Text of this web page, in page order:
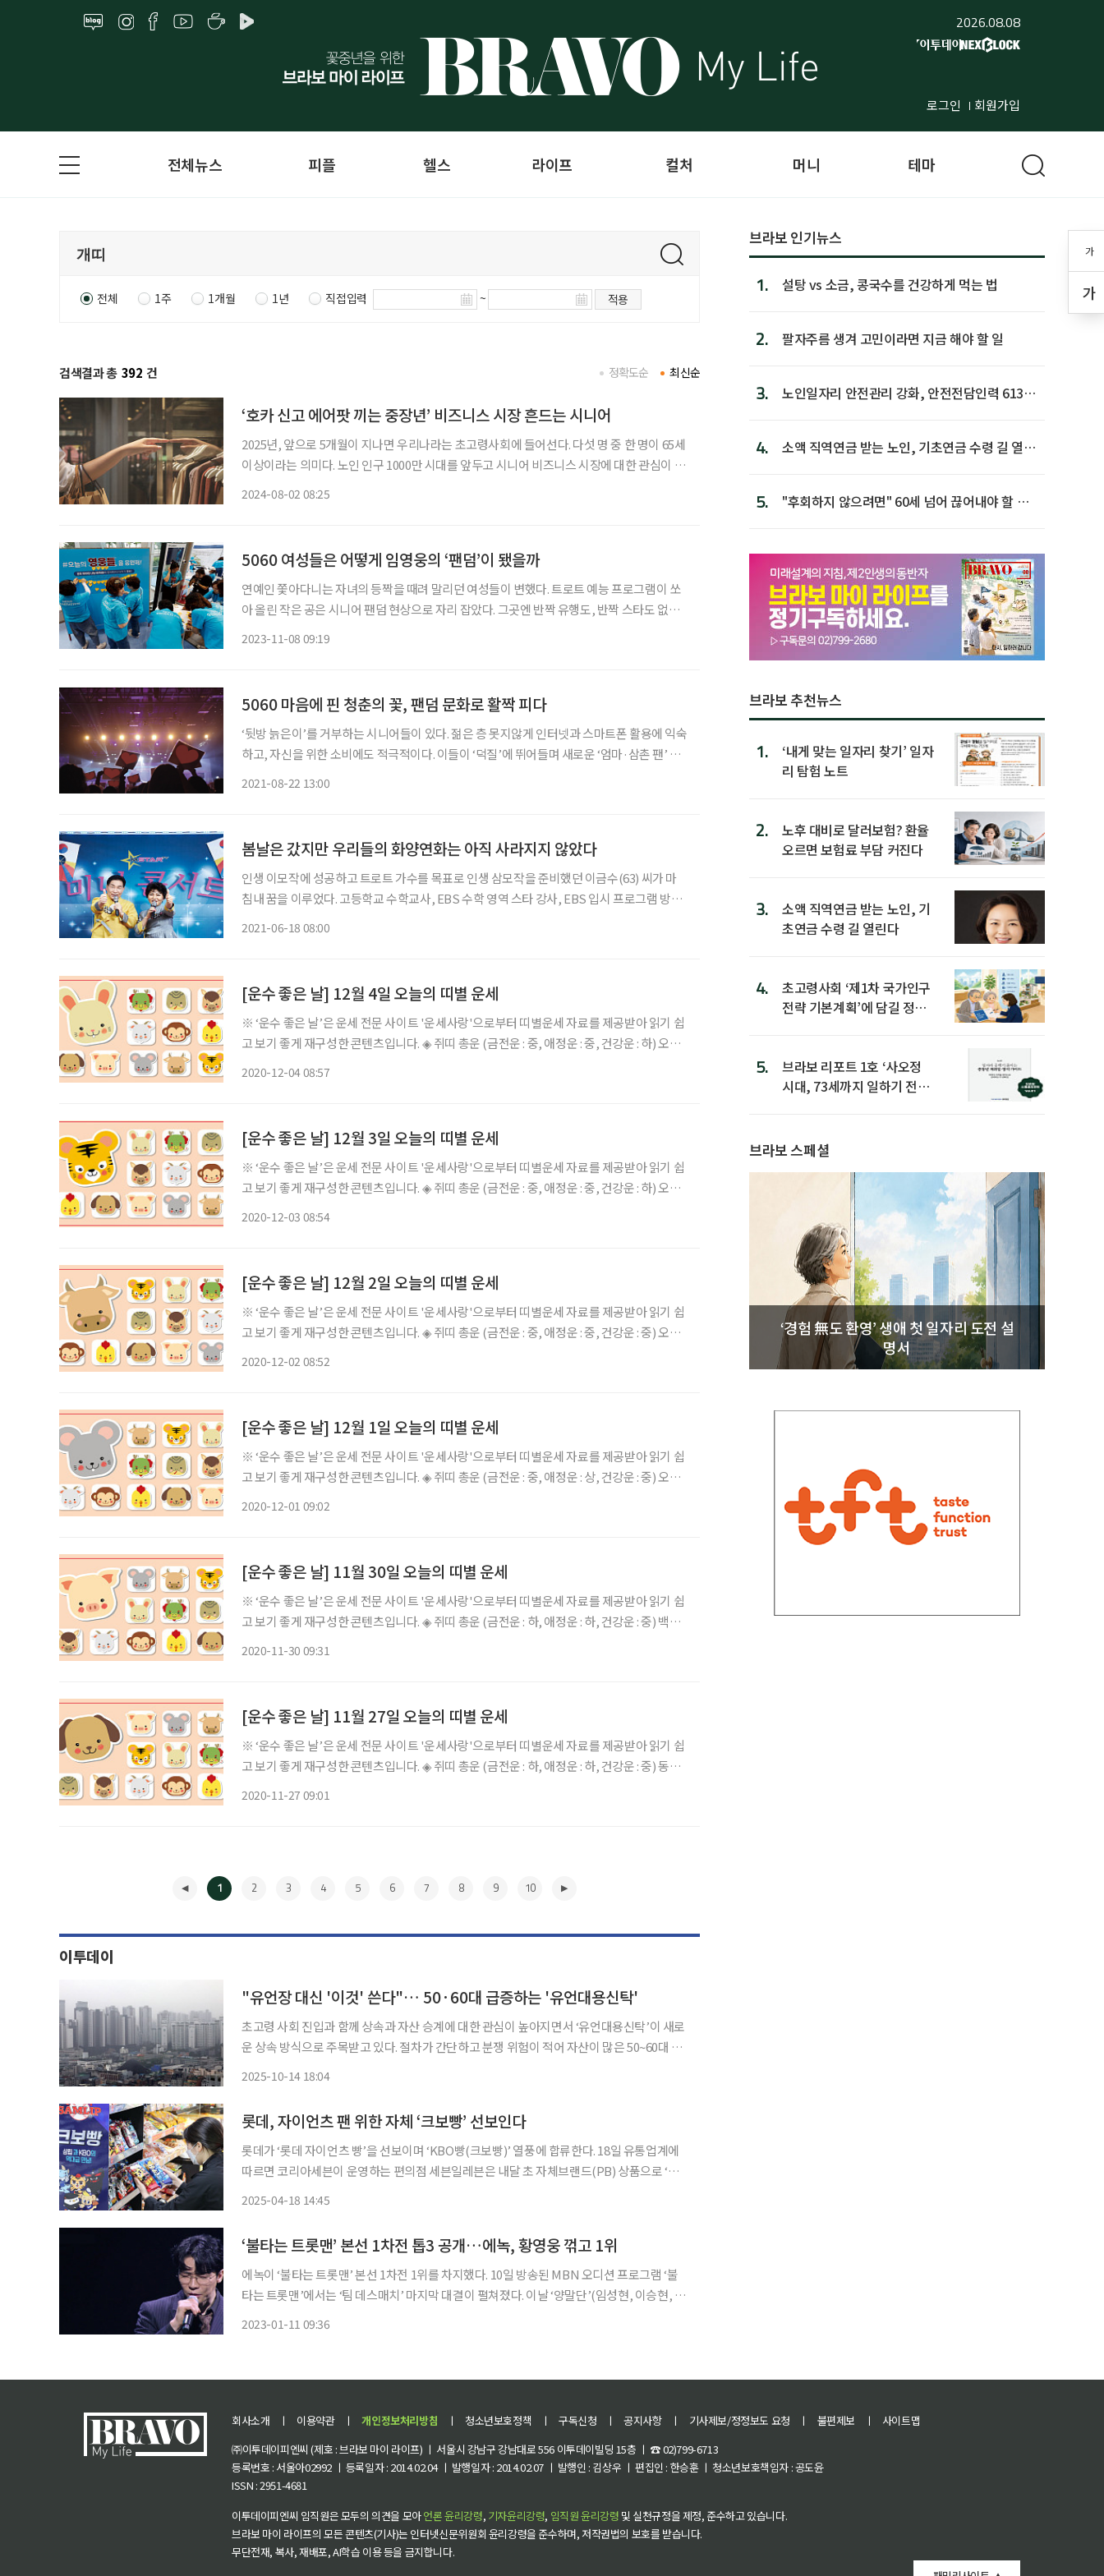
2026.08.08
로그인 회원가입
가
가
전체뉴스 피플 헬스 라이프 컬처 머니 테마
전체 1주 1개월 1년 직접입력 ~ 적용
검색결과 총 392 건 최신순
정확도순
‘호카 신고 에어팟 끼는 중장년’ 비즈니스 시장 흔드는 시니어
2025년, 앞으로 5개월이 지나면 우리나라는 초고령사회에 들어선다. 다섯 명 중 한 명이 65세
이상이라는 의미다. 노인 인구 1000만 시대를 앞두고 시니어 비즈니스 시장에 대한 관심이 높
2024-08-02 08:25
5060 여성들은 어떻게 임영웅의 ‘팬덤’이 됐을까
연예인 쫓아다니는 자녀의 등짝을 때려 말리던 여성들이 변했다. 트로트 예능 프로그램이 쏘
아 올린 작은 공은 시니어 팬덤 현상으로 자리 잡았다. 그곳엔 반짝 유행도, 반짝 스타도 없었
2023-11-08 09:19
5060 마음에 핀 청춘의 꽃, 팬덤 문화로 활짝 피다
‘뒷방 늙은이’를 거부하는 시니어들이 있다. 젊은 층 못지않게 인터넷과 스마트폰 활용에 익숙
하고, 자신을 위한 소비에도 적극적이다. 이들이 ‘덕질’에 뛰어들며 새로운 ‘엄마·삼촌 팬’ 문
2021-08-22 13:00
봄날은 갔지만 우리들의 화양연화는 아직 사라지지 않았다
인생 이모작에 성공하고 트로트 가수를 목표로 인생 삼모작을 준비했던 이금수(63) 씨가 마
침내 꿈을 이루었다. 고등학교 수학교사, EBS 수학 영역 스타 강사, EBS 입시 프로그램 방송
2021-06-18 08:00
[운수 좋은 날] 12월 4일 오늘의 띠별 운세
※ ‘운수 좋은 날’은 운세 전문 사이트 '운세사랑'으로부터 띠별운세 자료를 제공받아 읽기 쉽
고 보기 좋게 재구성한 콘텐츠입니다. ◈ 쥐띠 총운 (금전운 : 중, 애정운 : 중, 건강운 : 하) 오늘
2020-12-04 08:57
[운수 좋은 날] 12월 3일 오늘의 띠별 운세
※ ‘운수 좋은 날’은 운세 전문 사이트 '운세사랑'으로부터 띠별운세 자료를 제공받아 읽기 쉽
고 보기 좋게 재구성한 콘텐츠입니다. ◈ 쥐띠 총운 (금전운 : 중, 애정운 : 중, 건강운 : 하) 오늘
2020-12-03 08:54
[운수 좋은 날] 12월 2일 오늘의 띠별 운세
※ ‘운수 좋은 날’은 운세 전문 사이트 '운세사랑'으로부터 띠별운세 자료를 제공받아 읽기 쉽
고 보기 좋게 재구성한 콘텐츠입니다. ◈ 쥐띠 총운 (금전운 : 중, 애정운 : 중, 건강운 : 중) 오늘
2020-12-02 08:52
[운수 좋은 날] 12월 1일 오늘의 띠별 운세
※ ‘운수 좋은 날’은 운세 전문 사이트 '운세사랑'으로부터 띠별운세 자료를 제공받아 읽기 쉽
고 보기 좋게 재구성한 콘텐츠입니다. ◈ 쥐띠 총운 (금전운 : 중, 애정운 : 상, 건강운 : 중) 오늘
2020-12-01 09:02
[운수 좋은 날] 11월 30일 오늘의 띠별 운세
※ ‘운수 좋은 날’은 운세 전문 사이트 '운세사랑'으로부터 띠별운세 자료를 제공받아 읽기 쉽
고 보기 좋게 재구성한 콘텐츠입니다. ◈ 쥐띠 총운 (금전운 : 하, 애정운 : 하, 건강운 : 중) 백마
2020-11-30 09:31
[운수 좋은 날] 11월 27일 오늘의 띠별 운세
※ ‘운수 좋은 날’은 운세 전문 사이트 '운세사랑'으로부터 띠별운세 자료를 제공받아 읽기 쉽
고 보기 좋게 재구성한 콘텐츠입니다. ◈ 쥐띠 총운 (금전운 : 하, 애정운 : 하, 건강운 : 중) 동분
2020-11-27 09:01
1 2 3 4 5 6 7 8 9 10
이투데이
"유언장 대신 '이것' 쓴다"… 50·60대 급증하는 '유언대용신탁'
초고령 사회 진입과 함께 상속과 자산 승계에 대한 관심이 높아지면서 ‘유언대용신탁’이 새로
운 상속 방식으로 주목받고 있다. 절차가 간단하고 분쟁 위험이 적어 자산이 많은 50~60대 세
2025-10-14 18:04
롯데, 자이언츠 팬 위한 자체 ‘크보빵’ 선보인다
롯데가 ‘롯데 자이언츠 빵’을 선보이며 ‘KBO빵(크보빵)’ 열풍에 합류한다. 18일 유통업계에
따르면 코리아세븐이 운영하는 편의점 세븐일레븐은 내달 초 자체브랜드(PB) 상품으로 ‘마!
2025-04-18 14:45
‘불타는 트롯맨’ 본선 1차전 톱3 공개…에녹, 황영웅 꺾고 1위
에녹이 ‘불타는 트롯맨’ 본선 1차전 1위를 차지했다. 10일 방송된 MBN 오디션 프로그램 ‘불
타는 트롯맨’에서는 ‘팀 데스매치’ 마지막 대결이 펼쳐졌다. 이날 ‘양말단’(임성현, 이승현, 최
2023-01-11 09:36
브라보 인기뉴스
1. 설탕 vs 소금, 콩국수를 건강하게 먹는 법
2. 팔자주름 생겨 고민이라면 지금 해야 할 일
3.
노인일자리 안전관리 강화, 안전전담인력 613명
4.
소액 직역연금 받는 노인, 기초연금 수령 길 열린
5.
"후회하지 않으려면" 60세 넘어 끊어내야 할 사
브라보 추천뉴스
1.
‘내게 맞는 일자리 찾기’ 일자
리 탐험 노트
2.
노후 대비로 달러보험? 환율
오르면 보험료 부담 커진다
3.
소액 직역연금 받는 노인, 기
초연금 수령 길 열린다
4.
초고령사회 ‘제1차 국가인구
전략 기본계획’에 담길 정책
5.
브라보 리포트 1호 ‘사오정
시대, 73세까지 일하기 전략’
브라보 스페셜
‘경험 無도 환영’ 생애 첫 일자리 도전 설
명서
회사소개 ㅣ 이용약관 ㅣ 개인정보처리방침 ㅣ 청소년보호정책 ㅣ 구독신청 ㅣ 공지사항 ㅣ 기사제보/정정보도 요청 ㅣ 불편제보 ㅣ
사이트맵
㈜이투데이피엔씨 (제호 : 브라보 마이 라이프) ㅣ 서울시 강남구 강남대로 556 이투데이빌딩 15층 ㅣ ☎ 02)799-6713
등록번호 : 서울아02992 ㅣ 등록일자 : 2014.02.04 ㅣ 발행일자 : 2014.02.07 ㅣ 발행인 : 김상우 ㅣ 편집인 : 한승훈 ㅣ 청소년보호책임자 : 공도윤
ISSN : 2951-4681
이투데이피엔씨 임직원은 모두의 의견을 모아언론 윤리강령, 기자윤리강령, 임직원 윤리강령 및 실천규정을 제정, 준수하고 있습니다.
브라보 마이 라이프의 모든 콘텐츠(기사)는 인터넷신문위원회 윤리강령을 준수하며, 저작권법의 보호를 받습니다.
무단전재, 복사, 재배포, AI학습 이용 등을 금지합니다.